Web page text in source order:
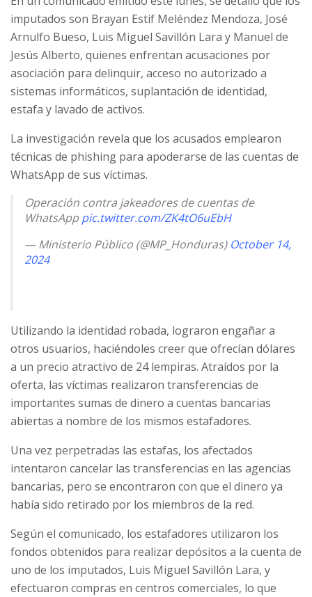
imputados son Brayan Estif Meléndez Mendoza, José
Arnulfo Bueso, Luis Miguel Savillón Lara y Manuel de
Jesús Alberto, quienes enfrentan acusaciones por
asociación para delinquir, acceso no autorizado a
sistemas informáticos, suplantación de identidad,
estafa y lavado de activos.
La investigación revela que los acusados emplearon
técnicas de phishing para apoderarse de las cuentas de
WhatsApp de sus víctimas.
Operación contra jakeadores de cuentas de
WhatsApppic.twitter.com/ZK4tO6uEbH
— Ministerio Público (@MP_Honduras) October 14,
2024
Utilizando la identidad robada, lograron engañar a
otros usuarios, haciéndoles creer que ofrecían dólares
a un precio atractivo de 24 lempiras. Atraídos por la
oferta, las víctimas realizaron transferencias de
importantes sumas de dinero a cuentas bancarias
abiertas a nombre de los mismos estafadores.
Una vez perpetradas las estafas, los afectados
intentaron cancelar las transferencias en las agencias
bancarias, pero se encontraron con que el dinero ya
había sido retirado por los miembros de la red.
Según el comunicado, los estafadores utilizaron los
fondos obtenidos para realizar depósitos a la cuenta de
uno de los imputados, Luis Miguel Savillón Lara, y
efectuaron compras en centros comerciales, lo que